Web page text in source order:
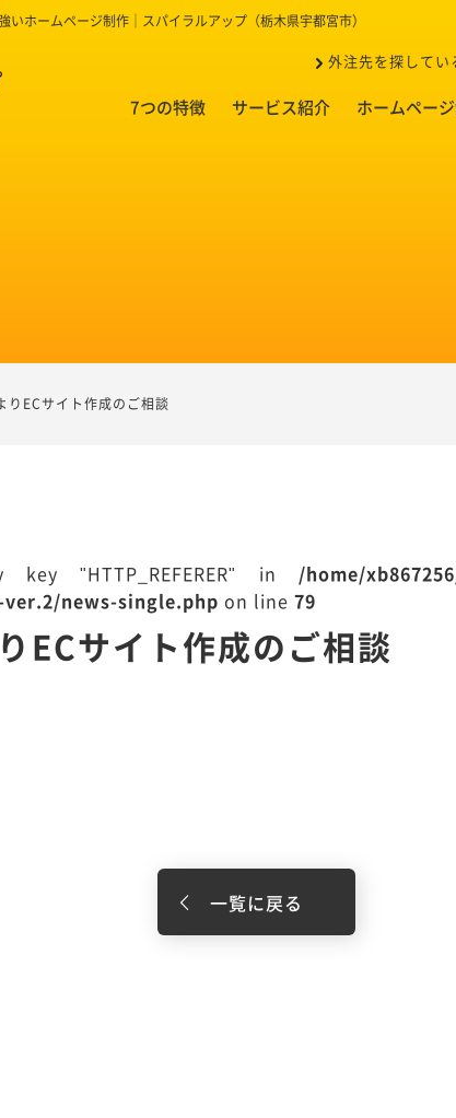
ホームページ制作｜スパイラルアップ（栃木県宇都宮市）
外注先を探してい
7つの特徴 サービス紹介 ホームペー
りECサイト作成のご相談
"HTTP_REFERER" in /home/
news-single.php on line 79
ECサイト作成のご相談
一覧に戻る